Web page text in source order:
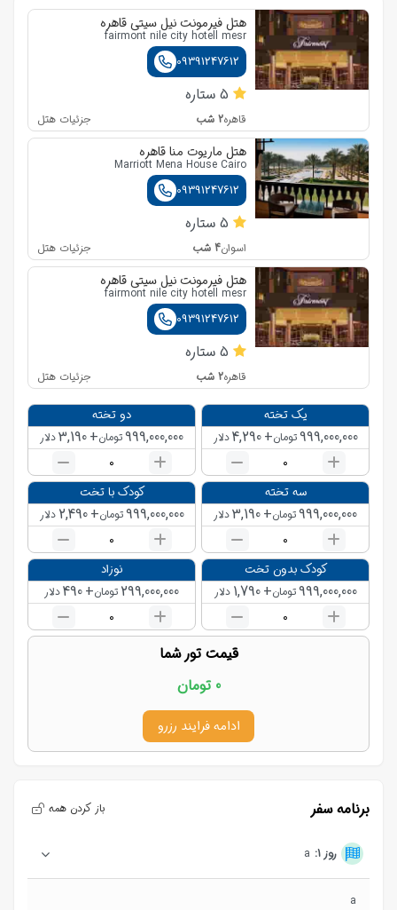
ساعت حرکت 00:00 مدت حرکت00:00 ترکیش ECONOMY
ساعت حرکت 05:15 مدت حرکت
هتل فیرمونت نیل سیتی قاهره
fairmont nile city hotell mesr
09391247612
5 ستاره
قاهره2 شب جزئیات هتل
هتل ماریوت منا قاهره
Marriott Mena House Cairo
09391247612
5 ستاره
اسوان4 شب جزئیات هتل
هتل فیرمونت نیل سیتی قاهره
fairmont nile city hotell mesr
09391247612
5 ستاره
قاهره2 شب جزئیات هتل
یک تخته
999,000,000 تومان+
4,290دلار
0
دو تخته
999,000,000 تومان+
3,190دلار
0
سه تخته
999,000,000 تومان+
3,190دلار
0
کودک با تخت
999,000,000 تومان+
2,490 دلار
0
کودک بدون تخت
999,000,000 تومان+
1,790 دلار
0
نوزاد
299,000,000 تومان+
490دلار
0
قیمت تور شما
0 تومان
ادامه فرایند رزرو
برنامه سفر باز کردن همه
روز 1: a
a